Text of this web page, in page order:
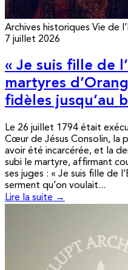
Archives historiques Vie de
7 juillet 2026
« Je suis fille de
martyres
fidèles jusqu’au
Le 26 juillet 1794 était
Cœur de Jésus Consolin, la
avoir été incarcérée, et la
subi le martyre, affirmant
ses juges : « Je suis fille de
serment qu’on voulait...
Lire la suite →